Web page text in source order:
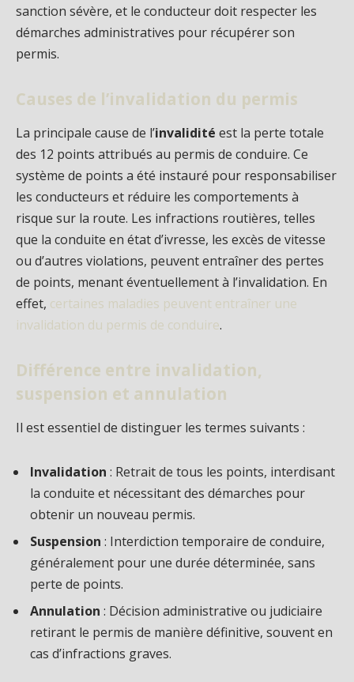
sanction sévère, et le conducteur doit respecter les
démarches administratives pour récupérer son
permis.
Causes de l’invalidation du permis
La principale cause de l’invalidité est la perte totale
des 12 points attribués au permis de conduire. Ce
système de points a été instauré pour responsabiliser
les conducteurs et réduire les comportements à
risque sur la route. Les infractions routières, telles
que la conduite en état d’ivresse, les excès de vitesse
ou d’autres violations, peuvent entraîner des pertes
de points, menant éventuellement à l’invalidation. En
effet, certaines maladies peuvent entraîner une
invalidation du permis de conduire.
Différence entre invalidation,
suspension et annulation
Il est essentiel de distinguer les termes suivants :
Invalidation : Retrait de tous les points, interdisant
la conduite et nécessitant des démarches pour
obtenir un nouveau permis.
Suspension : Interdiction temporaire de conduire,
généralement pour une durée déterminée, sans
perte de points.
Annulation : Décision administrative ou judiciaire
retirant le permis de manière définitive, souvent en
cas d’infractions graves.